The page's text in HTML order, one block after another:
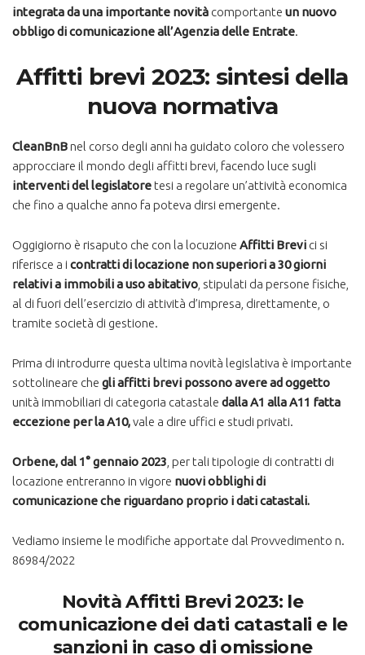
integrata da una importante novità comportante un nuovo
obbligo di comunicazione all’Agenzia delle Entrate.
Affitti brevi 2023: sintesi della
nuova normativa
CleanBnBnel corso degli anni ha guidato coloro che volessero
approcciare il mondo degli affitti brevi, facendo luce sugli
interventi del legislatoretesi a regolare un’attività economica
che fino a qualche anno fa poteva dirsi emergente.
Oggigiorno è risaputo che con la locuzione Affitti Brevi ci si
riferisce a i contratti di locazione non superiori a 30 giorni
relativi a immobili a uso abitativo , stipulati da persone fisiche,
al di fuori dell’esercizio di attività d’impresa, direttamente, o
tramite società di gestione.
Prima di introdurre questa ultima novità legislativa è importante
sottolineare che gli affitti brevi possono avere ad oggetto
unità immobiliari di categoria catastale dalla A1 alla A11 fatta
eccezione per la A10,vale a dire uffici e studi privati.
Orbene, dal 1° gennaio 2023 , per tali tipologie di contratti di
locazione entreranno in vigore nuovi obblighidi
comunicazione che riguardano proprio i dati catastali.
Vediamo insieme le modifiche apportate dal Provvedimento n.
86984/2022
Novità Affitti Brevi 2023: le
comunicazione dei dati catastali e le
sanzioni in caso di omissione